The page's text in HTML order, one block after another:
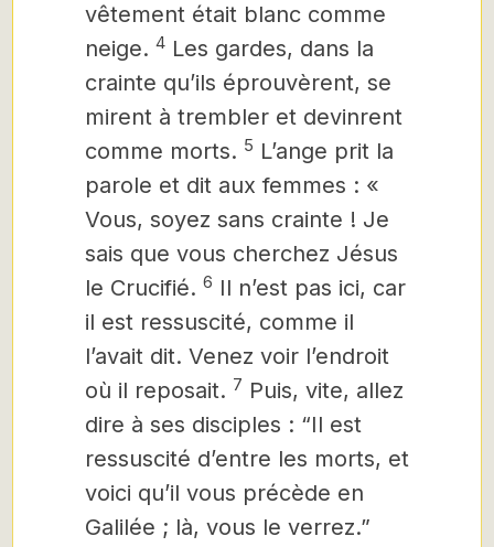
vêtement était blanc comme
neige. 4 Les gardes, dans la
crainte qu’ils éprouvèrent, se
mirent à trembler et devinrent
comme morts. 5 L’ange prit la
parole et dit aux femmes : «
Vous, soyez sans crainte ! Je
sais que vous cherchez Jésus
le Crucifié. 6 Il n’est pas ici, car
il est ressuscité, comme il
l’avait dit. Venez voir l’endroit
où il reposait. 7 Puis, vite, allez
dire à ses disciples : “Il est
ressuscité d’entre les morts, et
voici qu’il vous précède en
Galilée ; là, vous le verrez.”